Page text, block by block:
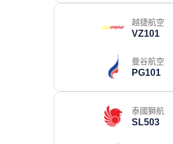
越捷航空
VZ101
曼谷航空
PG101
泰國獅航
SL503